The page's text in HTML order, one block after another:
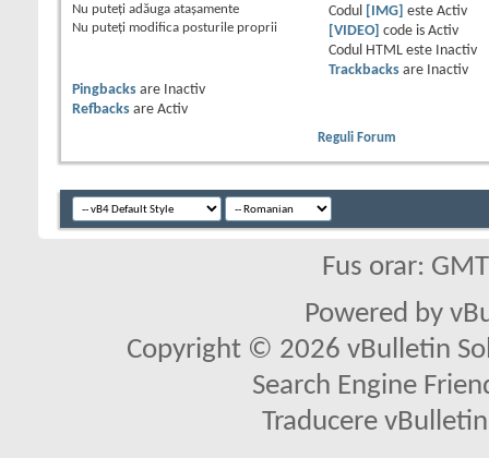
Nu puteţi adăuga ataşamente
Nu puteţi modifica posturile proprii
Codul
[IMG] este Activ
[VIDEO] code is Activ
Codul HTML este
Inactiv
Trackbacksare
Inactiv
Pingbacks are
Inactiv
Refbacks are Activ
Reguli Forum
Fus orar:
Powered by
Copyright © 2026 vBulletin
Search Engine
Traducere